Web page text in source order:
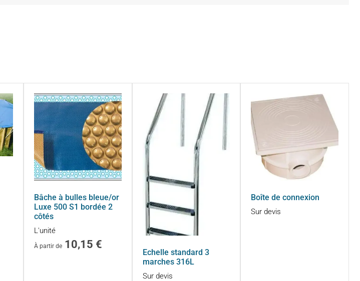
Bâche à bulles bleue/or
Luxe 500 S1 bordée 2
côtés
L'unité
À partir de 10,15 €
Echelle standard 3
marches 316L
Sur devis
Boîte de connexion
Sur devis